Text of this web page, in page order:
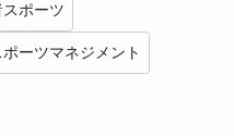
ポーツ
ポーツマネジメント